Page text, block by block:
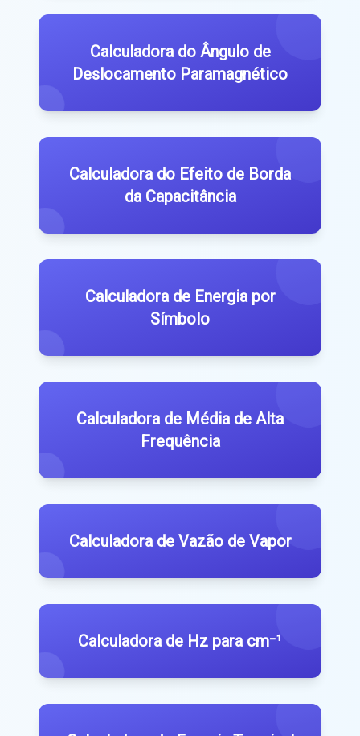
Calculadora do Ângulo de
Deslocamento Paramagnético
Calculadora do Efeito de Borda
da Capacitância
Calculadora de Energia por
Símbolo
Calculadora de Média de Alta
Frequência
Calculadora de Vazão de Vapor
Calculadora de Hz para cm⁻¹